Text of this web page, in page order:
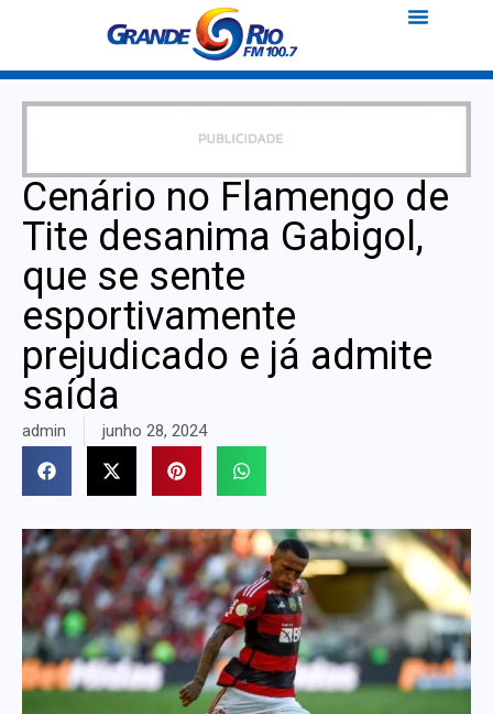
Cenário no Flamengo de
Tite desanima Gabigol,
que se sente
esportivamente
prejudicado e já admite
saída
admin junho 28, 2024